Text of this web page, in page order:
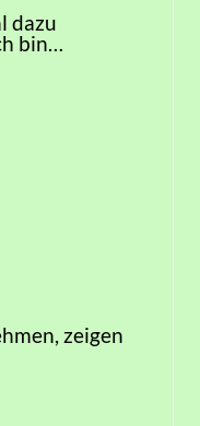
dazu
bin…
zeigen